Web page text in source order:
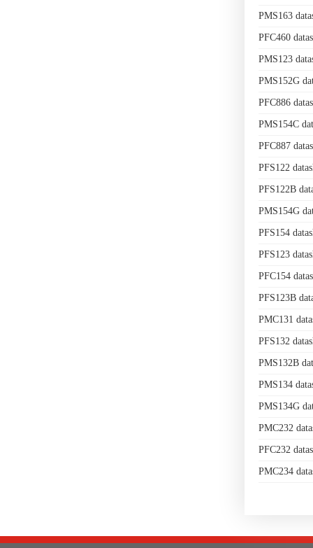
PMS163
PFC460
PMS123
PMS152G
PFC886
PMS154C
PFC887
PFS122
PFS122B
PMS154G
PFS154
PFS123
PFC154
PFS123B
PMC131
PFS132
PMS132B
PMS134
PMS134G
PMC232
PFC232
PMC234